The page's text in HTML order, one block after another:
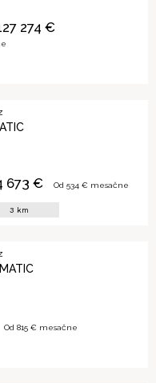
274 €
3 km
673 € Od 534€ mesačne
Od 815€ mesačne